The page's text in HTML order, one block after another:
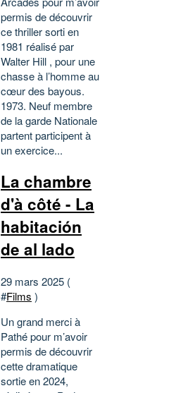
permis de découvrir
ce thriller sorti en
1981 réalisé par
Walter Hill , pour une
chasse à l’homme au
cœur des bayous.
1973. Neuf membre
de la garde Nationale
partent participent à
un exercice...
La chambre
d'à côté - La
habitación
de al lado
29 mars 2025 (
#Films )
Un grand merci à
Pathé pour m’avoir
permis de découvrir
cette dramatique
sortie en 2024,